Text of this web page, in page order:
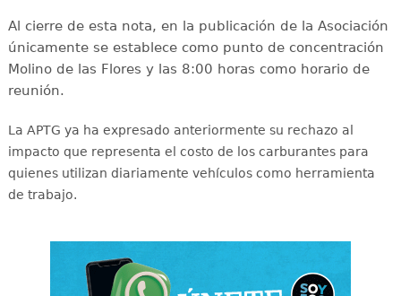
Al cierre de esta nota, en la publicación de la Asociación
únicamente se establece como punto de concentración
Molino de las Flores y las 8:00 horas como horario de
reunión.
La APTG ya ha expresado anteriormente su rechazo al
impacto que representa el costo de los carburantes para
quienes utilizan diariamente vehículos como herramienta
de trabajo.